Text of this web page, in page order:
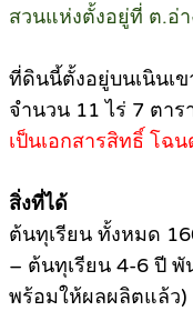
สวนแห่งตั้งอยู่ที่ ต.อ่
ที่ดินนี้ตั้งอยู่บนเนินเข
จำนวน 11 ไร่ 7 ตาร
เป็นเอกสารสิทธิ์ โฉ
สิ่งที่ได้
ต้นทุเรียน ทั้งหมด
– ต้นทุเรียน 4-6 ปี
พร้อมให้ผลผลิตแล้ว)